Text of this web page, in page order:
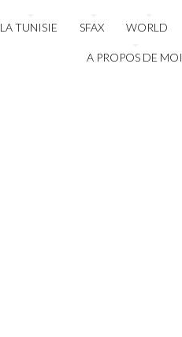
LA TUNISIE SFAX WORLD
A PROPOS DE MOI